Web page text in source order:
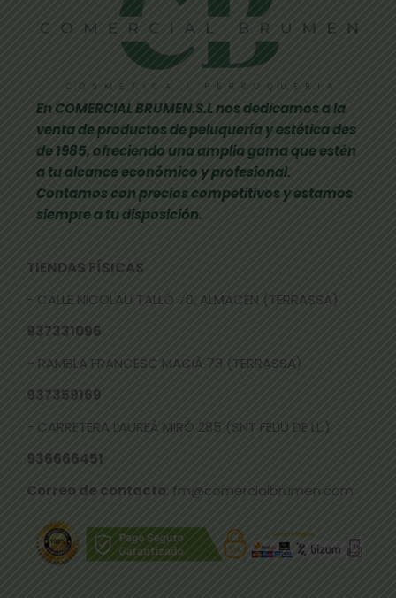
En COMERCIAL BRUMEN.S.L nos dedicamos a la
venta de productos de peluquería y estética des
de 1985, ofreciendo una amplia gama que estén
a tu alcance económico y profesional.
Contamos con precios competitivos y estamos
siempre a tu disposición.
TIENDAS FÍSICAS
- CALLE NICOLAU TALLÓ 70, ALMACÉN (TERRASSA)
937331096
- RAMBLA FRANCESC MACIÀ 73 (TERRASSA)
937359169
- CARRETERA LAUREÀ MIRÓ 285 (SNT FELIU DE LL.)
936666451
Correo de contacto: fm@comercialbrumen.com